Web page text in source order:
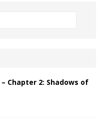
Chapter 2: Shadows of